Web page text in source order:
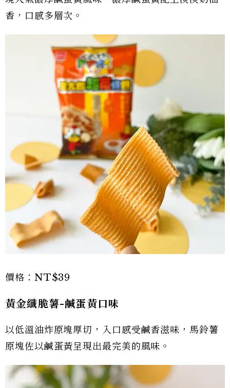
香，口感多層次。
價格：NT$39
黃金纖脆薯-鹹蛋黃口味
以低溫油炸原塊厚切，入口感受鹹香滋味，馬鈴薯
原塊佐以鹹蛋黃呈現出最完美的風味。